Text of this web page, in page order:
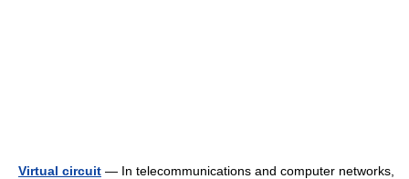
Virtual circuit — In telecommunications and computer networks,